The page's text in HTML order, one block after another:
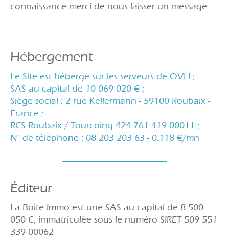
connaissance merci de nous laisser un message
Hébergement
Le Site est hébergé sur les serveurs de OVH ;
SAS au capital de 10 069 020 € ;
Siège social : 2 rue Kellermann - 59100 Roubaix -
France ;
RCS Roubaix / Tourcoing 424 761 419 00011 ;
N° de téléphone : 08 203 203 63 - 0.118 €/mn
Éditeur
La Boite Immo est une SAS au capital de 8 500
050 €, immatriculée sous le numéro SIRET 509 551
339 00062